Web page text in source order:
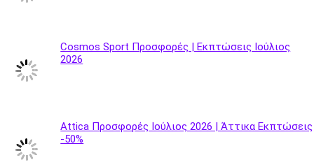
Cosmos Sport Προσφορές | Εκπτώσεις Ιούλιος
2026
Attica Προσφορές Ιούλιος 2026 | Άττικα Εκπτώσεις
-50%